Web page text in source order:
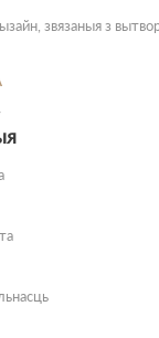
звязаныя з